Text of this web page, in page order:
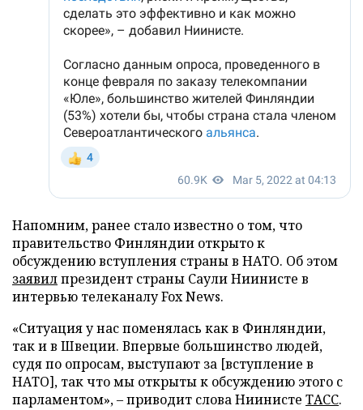
Напомним, ранее стало известно о том, что
правительство Финляндии открыто к
обсуждению вступления страны в НАТО. Об этом
заявилпрезидент страны Саули Ниинисте в
интервью телеканалу Fox News.
«Ситуация у нас поменялась как в Финляндии,
так и в Швеции. Впервые большинство людей,
судя по опросам, выступают за [вступление в
НАТО], так что мы открыты к обсуждению этого с
парламентом», – приводит слова Ниинисте ТАСС.